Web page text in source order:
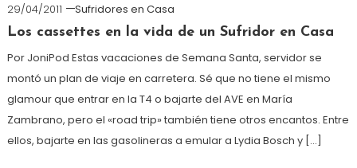
29/04/2011
Sufridores en Casa
Los cassettes en la vida de un Sufridor en Casa
Por JoniPod Estas vacaciones de Semana Santa, servidor se
montó un plan de viaje en carretera. Sé que no tiene el mismo
glamour que entrar en la T4 o bajarte del AVE en María
Zambrano, pero el «road trip» también tiene otros encantos. Entre
ellos, bajarte en las gasolineras a emular a Lydia Bosch y […]